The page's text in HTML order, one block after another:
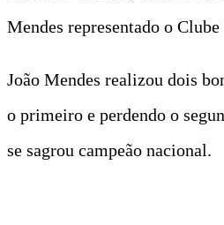
Mendes representado o
João Mendes realizou dois
o primeiro e perdendo o
se sagrou campeão nacional.